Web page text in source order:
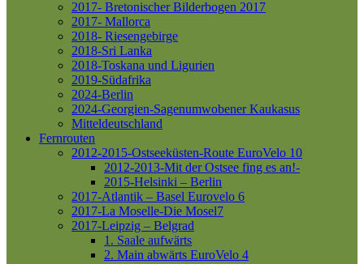
2017- Bretonischer Bilderbogen 2017
2017- Mallorca
2018- Riesengebirge
2018-Sri Lanka
2018-Toskana und Ligurien
2019-Südafrika
2024-Berlin
2024-Georgien-Sagenumwobener Kaukasus
Mitteldeutschland
Fernrouten
2012-2015-Ostseeküsten-Route EuroVelo 10
2012-2013-Mit der Ostsee fing es an!-
2015-Helsinki – Berlin
2017-Atlantik – Basel Eurovelo 6
2017-La Moselle-Die Mosel7
2017-Leipzig – Belgrad
1. Saale aufwärts
2. Main abwärts EuroVelo 4